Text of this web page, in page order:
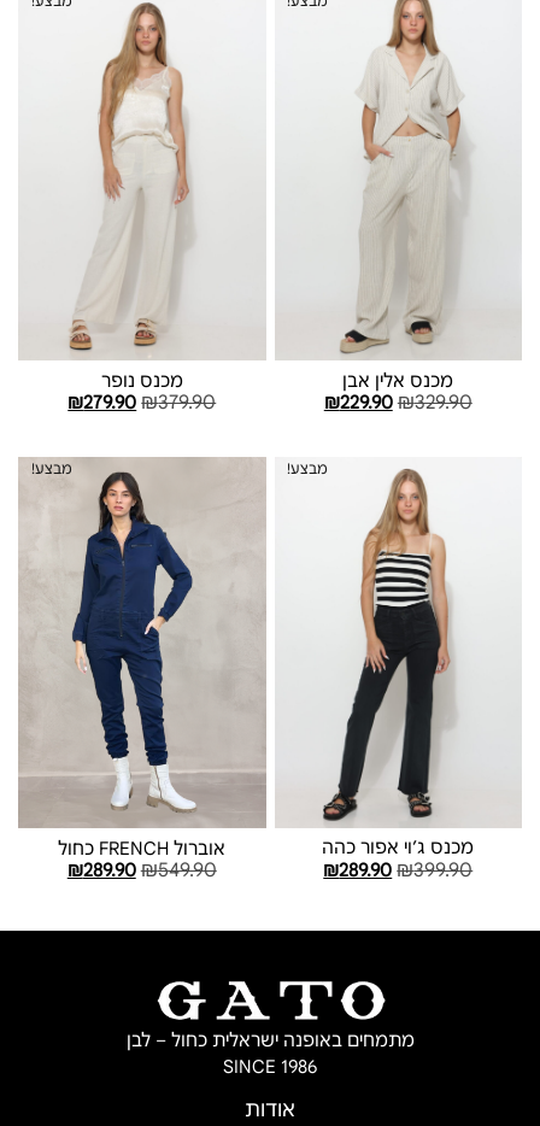
מכנס אלין אבן
₪329.90
₪229.90
מכנס נופר
₪379.90
₪279.90
מבצע!
מכנס ג׳וי אפור כהה
₪399.90
₪289.90
מבצע!
אוברול FRENCH כחול
₪549.90
₪289.90
מתמחים באופנה ישראלית כחול – לבן
SINCE 1986
אודות